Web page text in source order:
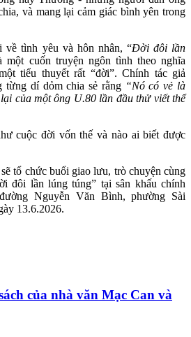
và mang lại cảm giác bình yên trong
về tình yêu và hôn nhân, “Đời đôi lần
một cuốn truyện ngôn tình theo nghĩa
tiểu thuyết rất “đời”. Chính tác giả
dí dỏm chia sẻ rằng “Nó có vẻ là
của một ông U.80 lần đầu thử viết thể
cuộc đời vốn thế và nào ai biết được
tổ chức buổi giao lưu, trò chuyện cùng
đôi lần lúng túng” tại sân khấu chính
Nguyễn Văn Bình, phường Sài
13.6.2026.
của nhà văn Mạc Can và